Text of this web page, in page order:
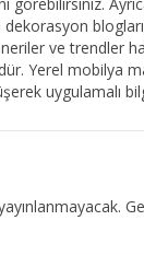
ve trendler
Yerel mobilya
uygulamalı